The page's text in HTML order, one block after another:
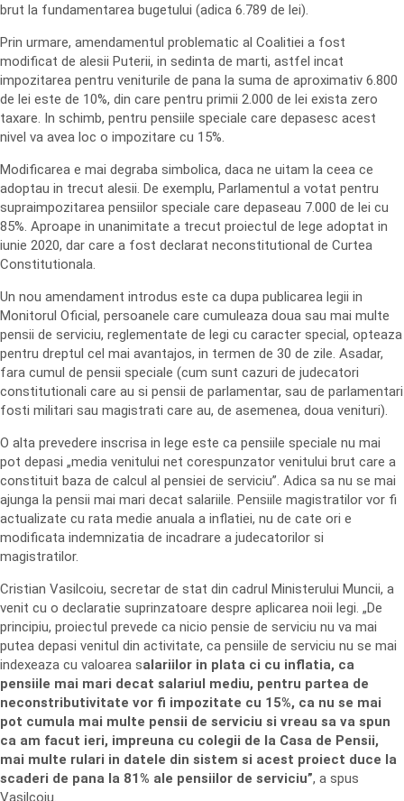
brut la fundamentarea bugetului (adica 6.789 de lei).
Prin urmare, amendamentul problematic al Coalitiei a fost
modificat de alesii Puterii, in sedinta de marti, astfel incat
impozitarea pentru veniturile de pana la suma de aproximativ 6.800
de lei este de 10%, din care pentru primii 2.000 de lei exista zero
taxare. In schimb, pentru pensiile speciale care depasesc acest
nivel va avea loc o impozitare cu 15%.
Modificarea e mai degraba simbolica, daca ne uitam la ceea ce
adoptau in trecut alesii. De exemplu, Parlamentul a votat pentru
supraimpozitarea pensiilor speciale care depaseau 7.000 de lei cu
85%. Aproape in unanimitate a trecut proiectul de lege adoptat in
iunie 2020, dar care a fost declarat neconstitutional de Curtea
Constitutionala.
Un nou amendament introdus este ca dupa publicarea legii in
Monitorul Oficial, persoanele care cumuleaza doua sau mai multe
pensii de serviciu, reglementate de legi cu caracter special, opteaza
pentru dreptul cel mai avantajos, in termen de 30 de zile. Asadar,
fara cumul de pensii speciale (cum sunt cazuri de judecatori
constitutionali care au si pensii de parlamentar, sau de parlamentari
fosti militari sau magistrati care au, de asemenea, doua venituri).
O alta prevedere inscrisa in lege este ca pensiile speciale nu mai
pot depasi „media venitului net corespunzator venitului brut care a
constituit baza de calcul al pensiei de serviciu”. Adica sa nu se mai
ajunga la pensii mai mari decat salariile. Pensiile magistratilor vor fi
actualizate cu rata medie anuala a inflatiei, nu de cate ori e
modificata indemnizatia de incadrare a judecatorilor si
magistratilor.
Cristian Vasilcoiu, secretar de stat din cadrul Ministerului Muncii, a
venit cu o declaratie suprinzatoare despre aplicarea noii legi. „De
principiu, proiectul prevede ca nicio pensie de serviciu nu va mai
putea depasi venitul din activitate, ca pensiile de serviciu nu se mai
indexeaza cu valoarea salariilor in plata ci cu inflatia, ca
pensiile mai mari decat salariul mediu, pentru partea de
neconstributivitate vor fi impozitate cu 15%, ca nu se mai
pot cumula mai multe pensii de serviciu si vreau sa va spun
ca am facut ieri, impreuna cu colegii de la Casa de Pensii,
mai multe rulari in datele din sistem si acest proiect duce la
scaderi de pana la 81% ale pensiilor de serviciu”, a spus
Vasilcoiu.